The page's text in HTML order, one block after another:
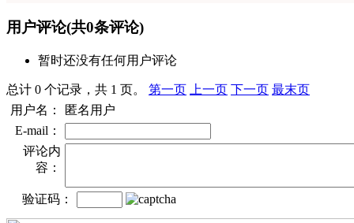
用户评论(共0条评论)
暂时还没有任何用户评论
总计 0 个记录，共 1 页。 第一页 上一页 下一页 最末页
用户名：
匿名用户
E-mail：
评论内
容：
验证码：